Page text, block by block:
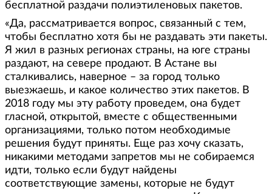
бесплатной раздачи полиэтиленовых пакетов.
«Да, рассматривается вопрос, связанный с тем,
чтобы бесплатно хотя бы не раздавать эти пакеты.
Я жил в разных регионах страны, на юге страны
раздают, на севере продают. В Астане вы
сталкивались, наверное – за город только
выезжаешь, и какое количество этих пакетов. В
2018 году мы эту работу проведем, она будет
гласной, открытой, вместе с общественными
организациями, только потом необходимые
решения будут приняты. Еще раз хочу сказать,
никакими методами запретов мы не собираемся
идти, только если будут найдены
соответствующие замены, которые не будут